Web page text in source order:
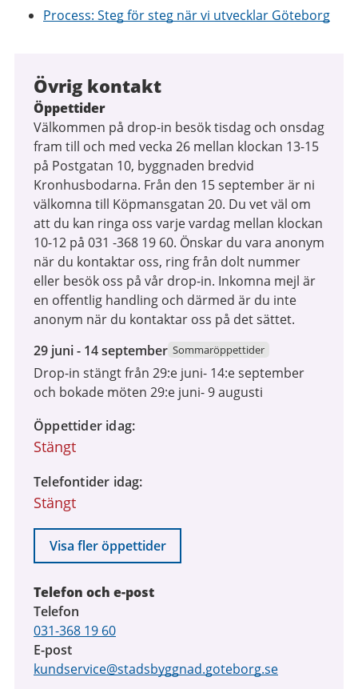
Process: Steg för steg när vi utvecklar Göteborg
Övrig kontakt
Öppettider
Välkommen på drop-in besök tisdag och onsdag
fram till och med vecka 26 mellan klockan 13-15
på Postgatan 10, byggnaden bredvid
Kronhusbodarna. Från den 15 september är ni
välkomna till Köpmansgatan 20. Du vet väl om
att du kan ringa oss varje vardag mellan klockan
10-12 på 031 -368 19 60. Önskar du vara anonym
när du kontaktar oss, ring från dolt nummer
eller besök oss på vår drop-in. Inkomna mejl är
en offentlig handling och därmed är du inte
anonym när du kontaktar oss på det sättet.
29
juni
2026
14
september
29 juni - 14 september Sommaröppettider
Drop-in stängt från 29:e juni- 14:e september
och bokade möten 29:e juni- 9 augusti
Öppettider idag
Stängt
Telefontider idag
Stängt
Visa fler öppettider
Telefon och e-post
Telefon
031-368 19 60
E-post
kundservice@stadsbyggnad.goteborg.se